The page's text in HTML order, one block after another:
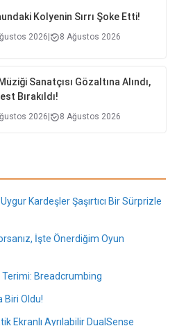
Kolyenin Sırrı Şoke Etti!
2026 8 Ağustos 2026
Sanatçısı Gözaltına Alındı,
Bırakıldı!
2026 8 Ağustos 2026
Kardeşler Şaşırtıcı Bir Sürprizle
İşte Önerdiğim Oyun
Terimi: Breadcrumbing
Biri Oldu!
Ekranlı Ayrılabilir DualSense